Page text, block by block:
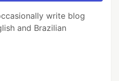
write blog
and Brazilian